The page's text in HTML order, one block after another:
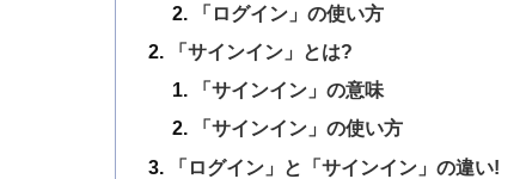
「ログイン」の使い方
「サインイン」とは?
「サインイン」の意味
「サインイン」の使い方
「ログイン」と「サインイン」の違い!